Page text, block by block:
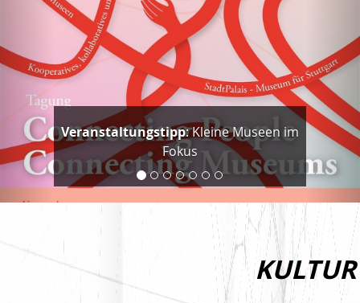
Veranstaltungstipp: Kleine Museen im
Fokus
KULTUR